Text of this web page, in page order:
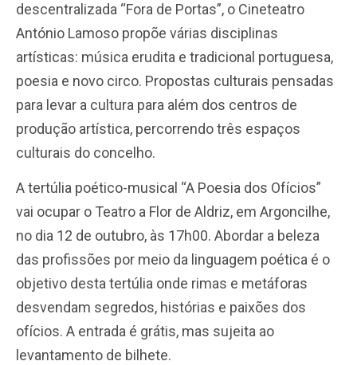
descentralizada “Fora de Portas”, o Cineteatro
António Lamoso propõe várias disciplinas
artísticas: música erudita e tradicional portuguesa,
poesia e novo circo. Propostas culturais pensadas
para levar a cultura para além dos centros de
produção artística, percorrendo três espaços
culturais do concelho.
A tertúlia poético-musical “A Poesia dos Ofícios”
vai ocupar o Teatro a Flor de Aldriz, em Argoncilhe,
no dia 12 de outubro, às 17h00. Abordar a beleza
das profissões por meio da linguagem poética é o
objetivo desta tertúlia onde rimas e metáforas
desvendam segredos, histórias e paixões dos
ofícios. A entrada é grátis, mas sujeita ao
levantamento de bilhete.